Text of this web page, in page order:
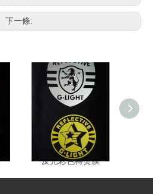
下一條:
反光彩色轉燙膜